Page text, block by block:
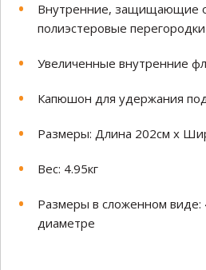
Внутренние, защищающие
полиэстеровые перегородки
Увеличенные внутренние
Капюшон для удержания
Размеры: Длина 202см х
Вес: 4.95кг
Размеры в сложенном виде:
диаметре